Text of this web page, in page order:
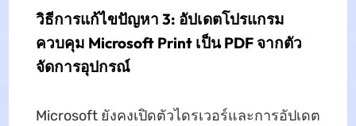
วิธีการแก้ไขปัญหา 3: อัปเดตโปรแกรม
ควบคุม Microsoft Print เป็น PDF จากตัว
จัดการอุปกรณ์
Microsoft ยังคงเปิดตัวไดรเวอร์และการอัปเดต